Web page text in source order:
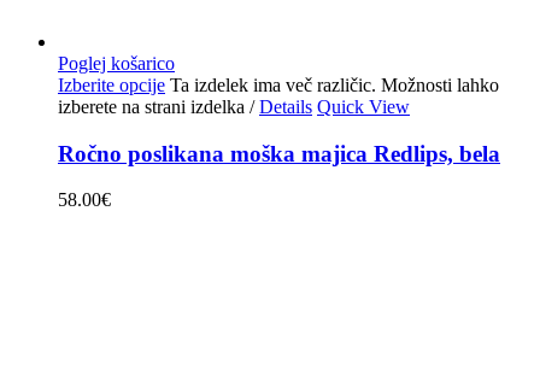
Poglej košarico
Izberite opcije Ta izdelek ima več različic. Možnosti lahko
izberete na strani izdelka / Details Quick View
Ročno poslikana moška majica Redlips, bela
58.00€